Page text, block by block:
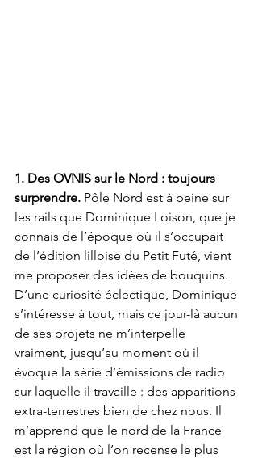
1. Des OVNIS sur le Nord : toujours
surprendre. Pôle Nord est à peine sur
les rails que Dominique Loison, que je
connais de l’époque où il s’occupait
de l’édition lilloise du Petit Futé, vient
me proposer des idées de bouquins.
D’une curiosité éclectique, Dominique
s’intéresse à tout, mais ce jour-là aucun
de ses projets ne m’interpelle
vraiment, jusqu’au moment où il
évoque la série d’émissions de radio
sur laquelle il travaille : des apparitions
extra-terrestres bien de chez nous. Il
m’apprend que le nord de la France
est la région où l’on recense le plus